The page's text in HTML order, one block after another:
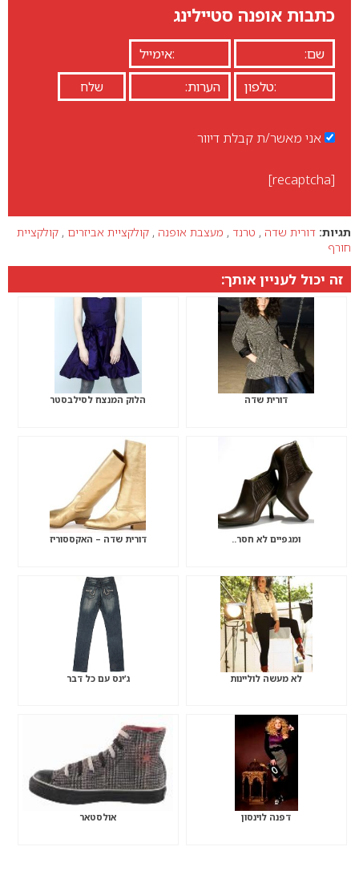
כתבות אופנה סטיילינג
אני מאשר/ת קבלת דיוור
[recaptcha]
תגיות: דורית שדה , טרנד , מעצבת אופנה , קולקציית אביזרים , קולקציית
חורף
זה יכול לעניין אותך:
דורית שדה הלוק המנצח לסילבסטר
ומגפיים לא חסר.. דורית שדה – האקססוריז
לא מעשה לוליינות ג’ינס עם כל דבר
דפנה לוינסון אולסטאר